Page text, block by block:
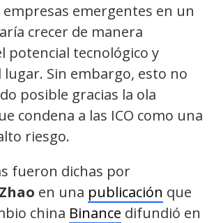
emergentes en un
crecer de manera
potencial tecnológico y
Sin embargo, esto no
posible gracias la ola
condena a las ICO como una
riesgo.
fueron dichas por
en una publicación que
china Binance difundió en